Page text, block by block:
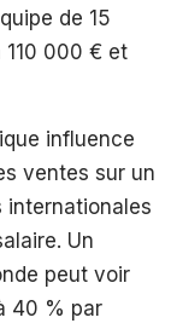
de 15
110 000 € et
influence
ventes sur un
internationales
Un
peut voir
40 % par